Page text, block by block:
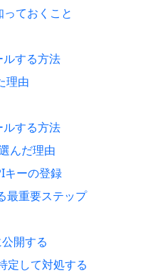
ておくこと
する方法
理由
する方法
んだ理由
キーの登録
最重要ステップ
開する
定して対処する